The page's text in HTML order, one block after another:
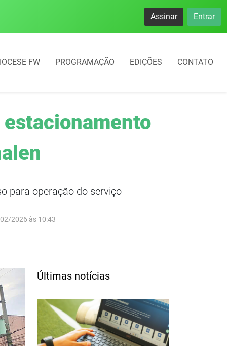
Assinar Entrar
FW PROGRAMAÇÃO EDIÇÕES CONTATO
para operação do serviço
2026 às 10:43
Últimas notícias